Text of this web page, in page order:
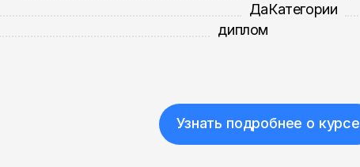
Да
диплом
Категории
Узнать подробнее о курсе